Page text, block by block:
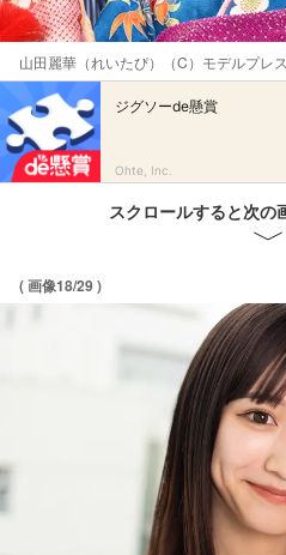
山田麗華（れいたぴ）（C）モデルプレス
ジグソーde懸賞
Ohte, Inc.
スクロールすると次の
( 画像18/29 )